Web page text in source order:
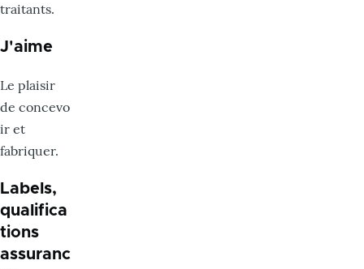
traitants.
J'aime
Le plaisir
de concevo
ir et
fabriquer.
Labels,
qualifica
tions
assuranc